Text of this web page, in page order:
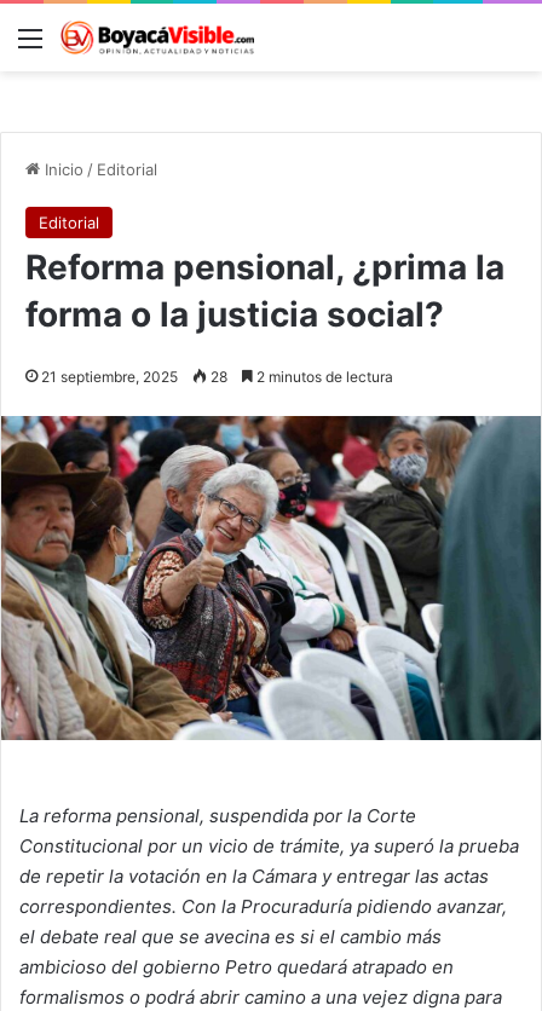
Menú
Inicio / Editorial
Editorial
Reforma pensional, ¿prima la
forma o la justicia social?
21 septiembre, 2025 28 2 minutos de lectura
La reforma pensional, suspendida por la Corte
Constitucional por un vicio de trámite, ya superó la prueba
de repetir la votación en la Cámara y entregar las actas
correspondientes. Con la Procuraduría pidiendo avanzar,
el debate real que se avecina es si el cambio más
ambicioso del gobierno Petro quedará atrapado en
formalismos o podrá abrir camino a una vejez digna para